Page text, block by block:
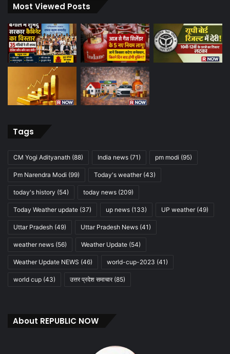
Most Viewed Posts
Tags
CM Yogi Adityanath (88) India news (71) pm modi (95)
Pm Narendra Modi (99) Today's weather(43)
today's history (54) today news (209)
Today Weather update (37) up news (133) UP weather(49)
Uttar Pradesh (49) Uttar Pradesh News (41)
weather news (56) Weather Update (54)
Weather Update NEWS (46) world-cup-2023 (41)
world cup (43) उत्तर प्रदेश समाचार(85)
About REPUBLIC NOW